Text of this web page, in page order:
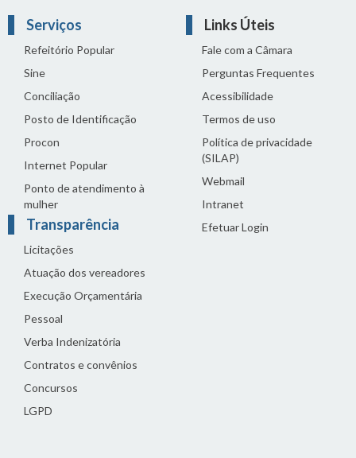
Serviços
Refeitório Popular
Sine
Conciliação
Posto de Identificação
Procon
Internet Popular
Ponto de atendimento à
mulher
Transparência
Licitações
Atuação dos vereadores
Execução Orçamentária
Pessoal
Verba Indenizatória
Contratos e convênios
Concursos
LGPD
Links Úteis
Fale com a Câmara
Perguntas Frequentes
Acessibilidade
Termos de uso
Política de privacidade
(SILAP)
Webmail
Intranet
Efetuar Login